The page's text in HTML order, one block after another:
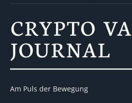
Am Puls der Bewegung